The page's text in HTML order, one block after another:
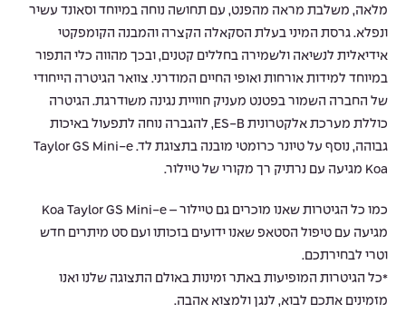
מלאה, משלבת מראה מהפנט, עם תחושה נוחה במיוחד וסאונד עשיר
ונפלא. גרסת המיני בעלת הסקאלה הקצרה והמבנה הקומפקטי
אידיאלית לנשיאה ולשמירה בחללים קטנים, ובכך מהווה כלי התפור
במיוחד למידות אורחות ואופי החיים המודרני. צוואר הגיטרה הייחודי
של החברה השמור בפטנט מעניק חוויית נגינה משודרגת. הגיטרה
כוללת מערכת אלקטרונית ES-B, להגברה נוחה לתפעול באיכות
גבוהה, נוסף על טיונר כרומטי מובנה בתצוגת לד. Taylor GS Mini-e
Koa מגיעה עם נרתיק רך מקורי של טיילור.
כמו כל הגיטרות שאנו מוכרים גם טיילור – Koa Taylor GS Mini-e
מגיעה עם טיפול הסטאפ שאנו ידועים בזכותו ועם סט מיתרים חדש
וטרי לבחירתכם.
*כל הגיטרות המופיעות באתר זמינות באולם התצוגה שלנו ואנו
מזמינים אתכם לבוא, לנגן ולמצוא אהבה.